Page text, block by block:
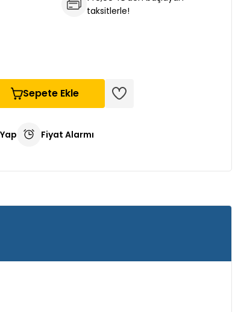
taksitlerle!
Sepete Ekle
Fiyat Alarmı